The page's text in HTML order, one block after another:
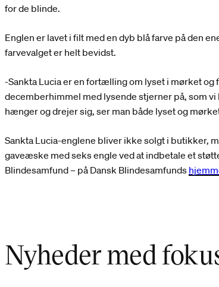
for de blinde.
Englen er lavet i filt med en dyb blå farve på den
farvevalget er helt bevidst.
-Sankta Lucia er en fortælling om lyset i mørket
decemberhimmel med lysende stjerner på, som vi
hænger og drejer sig, ser man både lyset og
Sankta Lucia-englene bliver ikke solgt i butikker,
gaveæske med seks engle ved at indbetale et
Blindesamfund – på Dansk Blindesamfunds
Nyheder med